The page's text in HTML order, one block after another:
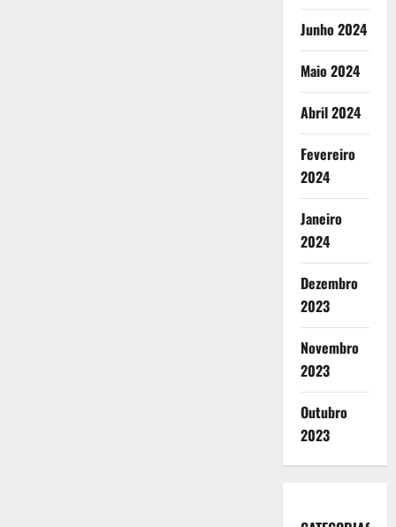
Junho 2024
Maio 2024
Abril 2024
Fevereiro
2024
Janeiro
2024
Dezembro
2023
Novembro
2023
Outubro
2023